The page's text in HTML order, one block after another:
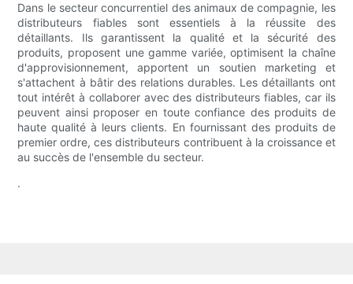
Dans le secteur concurrentiel des animaux de compagnie, les
distributeurs fiables sont essentiels à la réussite des
détaillants. Ils garantissent la qualité et la sécurité des
produits, proposent une gamme variée, optimisent la chaîne
d'approvisionnement, apportent un soutien marketing et
s'attachent à bâtir des relations durables. Les détaillants ont
tout intérêt à collaborer avec des distributeurs fiables, car ils
peuvent ainsi proposer en toute confiance des produits de
haute qualité à leurs clients. En fournissant des produits de
premier ordre, ces distributeurs contribuent à la croissance et
au succès de l'ensemble du secteur.
.